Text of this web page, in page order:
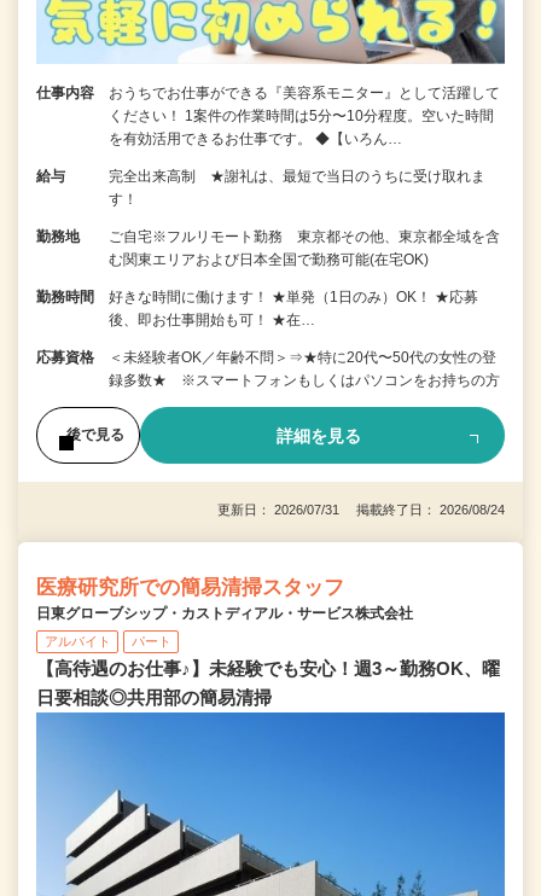
仕事内容
おうちでお仕事ができる『美容系モニター』として活躍して
ください！ 1案件の作業時間は5分〜10分程度。空いた時間
を有効活用できるお仕事です。 ◆【いろん…
給与
完全出来高制 ★謝礼は、最短で当日のうちに受け取れま
す！
勤務地
ご自宅※フルリモート勤務 東京都その他、東京都全域を含
む関東エリアおよび日本全国で勤務可能(在宅OK)
勤務時間
好きな時間に働けます！ ★単発（1日のみ）OK！ ★応募
後、即お仕事開始も可！ ★在…
応募資格
＜未経験者OK／年齢不問＞⇒★特に20代〜50代の女性の登
録多数★ ※スマートフォンもしくはパソコンをお持ちの方
後で見る 詳細を見る
更新日： 2026/07/31 掲載終了日： 2026/08/24
医療研究所での簡易清掃スタッフ
日東グローブシップ・カストディアル・サービス株式会社
アルバイト パート
【高待遇のお仕事♪】未経験でも安心！週3～勤務OK、曜
日要相談◎共用部の簡易清掃